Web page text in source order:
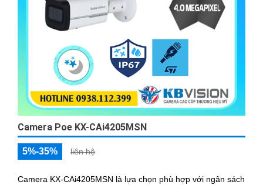
Camera Poe KX-CAi4205MSN
5%-35% liên hệ
Camera KX-CAi4205MSN là lựa chọn phù hợp với ngân sách